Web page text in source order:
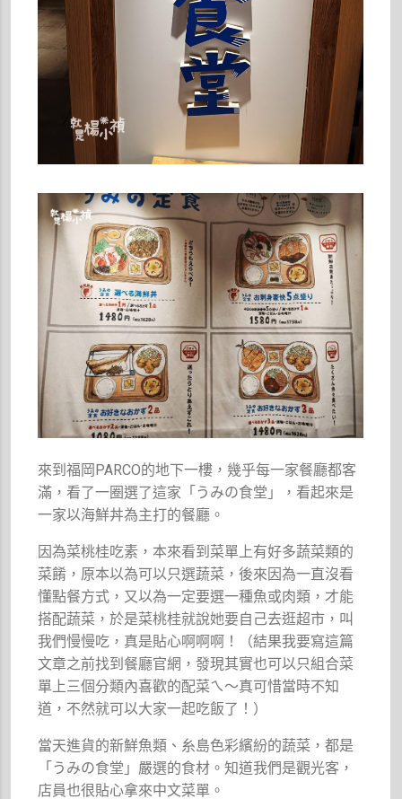
來到福岡PARCO的地下一樓，幾乎每一家餐廳都客
滿，看了一圈選了這家「うみの食堂」，看起來是
一家以海鮮丼為主打的餐廳。
因為菜桃桂吃素，本來看到菜單上有好多蔬菜類的
菜餚，原本以為可以只選蔬菜，後來因為一直沒看
懂點餐方式，又以為一定要選一種魚或肉類，才能
搭配蔬菜，於是菜桃桂就說她要自己去逛超市，叫
我們慢慢吃，真是貼心啊啊啊！（結果我要寫這篇
文章之前找到餐廳官網，發現其實也可以只組合菜
單上三個分類內喜歡的配菜ㄟ～真可惜當時不知
道，不然就可以大家一起吃飯了！）
當天進貨的新鮮魚類、糸島色彩繽紛的蔬菜，都是
「うみの食堂」嚴選的食材。知道我們是觀光客，
店員也很貼心拿來中文菜單。